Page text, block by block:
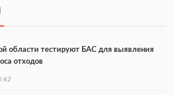
области тестируют БАС для выявления
отходов